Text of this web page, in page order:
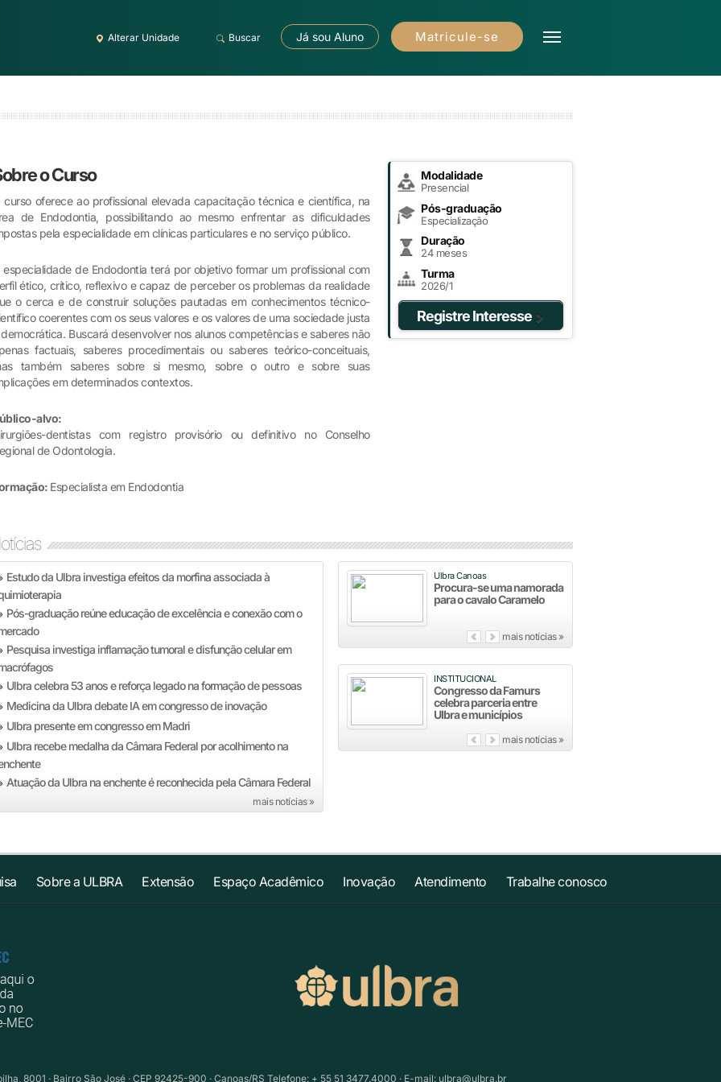
Alterar Unidade Buscar Já sou Aluno Matricule-se
o Curso
curso oferece ao profissional elevada capacitação técnica e científica, na
de Endodontia, possibilitando ao mesmo enfrentar as dificuldades
pela especialidade em clínicas particulares e no serviço público.
especialidade de Endodontia terá por objetivo formar um profissional com
ético, crítico, reflexivo e capaz de perceber os problemas da realidade
o cerca e de construir soluções pautadas em conhecimentos técnico-
coerentes com os seus valores e os valores de uma sociedade justa
Buscará desenvolver nos alunos competências e saberes não
factuais, saberes procedimentais ou saberes teórico-conceituais,
também saberes sobre si mesmo, sobre o outro e sobre suas
em determinados contextos.
alvo:
dentistas com registro provisório ou definitivo no Conselho
de Odontologia.
Especialista em Endodontia
Modalidade
Presencial
Pós-graduação
Especialização
Duração
24 meses
Turma
2026/1
Registre Interesse
Estudo da Ulbra investiga efeitos da morfina associada à
Pós-graduação reúne educação de excelência e conexão com o
Pesquisa investiga inflamação tumoral e disfunção celular em
Ulbra celebra 53 anos e reforça legado na formação de pessoas
Medicina da Ulbra debate IA em congresso de inovação
Ulbra presente em congresso em Madri
Ulbra recebe medalha da Câmara Federal por acolhimento na
Atuação da Ulbra na enchente é reconhecida pela Câmara Federal
mais notícias »
Ulbra Canoas
Procura-se uma namorada
para o cavalo Caramelo
mais notícias »
INSTITUCIONAL
Congresso da Famurs
celebra parceria entre
Ulbra e municípios
mais notícias »
Sobre a ULBRA Extensão Espaço Acadêmico Inovação Atendimento Trabalhe conosco
8001 · Bairro São José · CEP 92425-900 · Canoas/RS Telefone: + 55 51 3477.4000 · E-mail: ulbra@ulbra.br